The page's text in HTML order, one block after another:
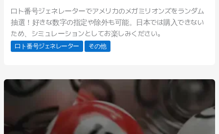
ロト番号ジェネレーターでアメリカのメガミリオンズをランダム
抽選！好きな数字の指定や除外も可能。日本では購入できない
ため、シミュレーションとしてお楽しみください。
ロト番号ジェネレーター その他